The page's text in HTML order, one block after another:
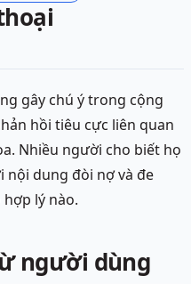
gây chú ý trong cộng
hồi tiêu cực liên quan
Nhiều người cho biết họ
nội dung đòi nợ và đe
lý nào.
người dùng